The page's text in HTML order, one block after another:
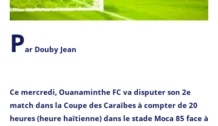
Par Douby Jean
Ce mercredi, Ouanaminthe FC va disputer son 2e
match dans la Coupe des Caraïbes à compter de 20
heures (heure haïtienne) dans le stade Moca 85 face à